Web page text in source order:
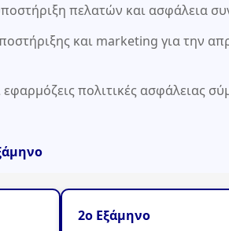
πελατών και ασφάλεια
και marketing για την
πολιτικές ασφάλειας
2ο Εξάμηνο